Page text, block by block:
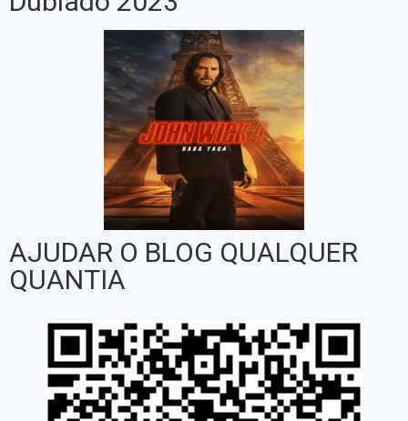
AJUDAR O BLOG QUALQUER
QUANTIA